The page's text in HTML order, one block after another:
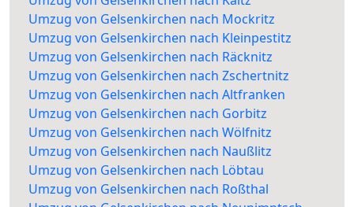
Umzug von Gelsenkirchen nach Mockritz
Umzug von Gelsenkirchen nach Kleinpestitz
Umzug von Gelsenkirchen nach Räcknitz
Umzug von Gelsenkirchen nach Zschertnitz
Umzug von Gelsenkirchen nach Altfranken
Umzug von Gelsenkirchen nach Gorbitz
Umzug von Gelsenkirchen nach Wölfnitz
Umzug von Gelsenkirchen nach Naußlitz
Umzug von Gelsenkirchen nach Löbtau
Umzug von Gelsenkirchen nach Roßthal